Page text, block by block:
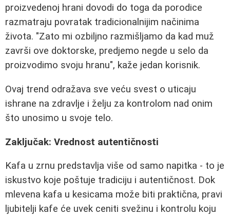
proizvedenoj hrani dovodi do toga da porodice
razmatraju povratak tradicionalnijim načinima
života. "Zato mi ozbiljno razmišljamo da kad muž
završi ove doktorske, predjemo negde u selo da
proizvodimo svoju hranu", kaže jedan korisnik.
Ovaj trend odražava sve veću svest o uticaju
ishrane na zdravlje i želju za kontrolom nad onim
što unosimo u svoje telo.
Zaključak: Vrednost autentičnosti
Kafa u zrnu predstavlja više od samo napitka - to je
iskustvo koje poštuje tradiciju i autentičnost. Dok
mlevena kafa u kesicama može biti praktična, pravi
ljubitelji kafe će uvek ceniti svežinu i kontrolu koju